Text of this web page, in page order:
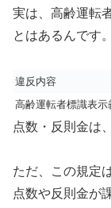
実は、高齢運転
とはあるんです
違反内容
高齢運転者標識表示
点数・反則金は
ただ、この規定
点数や反則金が